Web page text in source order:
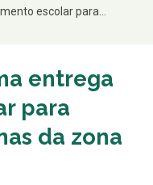
escolar para...
entrega
para
da zona